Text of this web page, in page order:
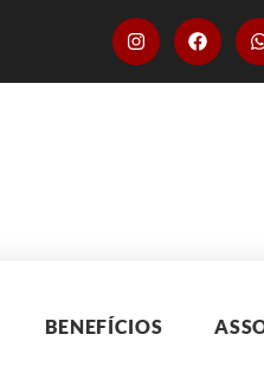
BENEFÍCIOS